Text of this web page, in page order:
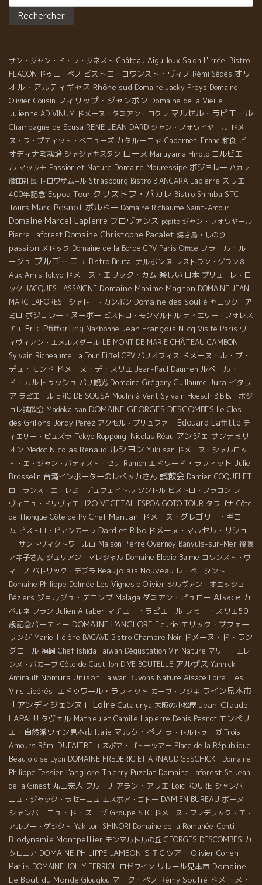
サン・ジャン・ド・ラ・ジネスト Château Aiguilloux Salon L'irréel Bistro
FLACON ドゥニ・ペノ ビストロ・コワンスト・ヴィノ Rémi Sédès オリ
オル・アルティギャス Rhône sud Domaine Jacky Preys Domaine
Olivier Cousin フィリップ・ジャンボン Domaine de la Vieille
Julienne AD VINUM ドメーヌ・ダミアン・コクレ マルセル・ラピエール
Champagne de Sousa RENE JEAN DARD ジャン・フォワイヤール ドメー
ヌ・ラ・プティット・べニューズ カタルーニャ Cabernet-Franc 和食 ビ
オディナミ栽培 ジャジャキスタン ローヌ Maruyama Hiroto コルビエー
ル マッシモ Passion et Nature Domaine Mouressipe ボジョレー パカレ
藤田社長 トロワザム−ル Strasbourg Bistro BIANCARA Lapierre スリエ
400年記念 Espoa Tour クリストフ・パカレ Bistro Shimba STC
Tours Marc Pesnot ボルドー Domaine Richaume Saint-Amour
Domaine Marcel Lapierre プロヴァンス pépite ジャン・フォワヤール
Pierre Laforest Domaine Christophe Pacalet 焼き鳥・しのり
passion メドック Domaine de la Borde CPV Paris Office フラール・ル
ージュ ブルゴーニュ Bistro Brutal ナルボンヌ レストラン・グラン８
Aux Amis Tokyo ドメーヌ・エリック・カム 楽しい 日本 プリューレ・ロ
ック JACQUES LASSAIGNE Domaine Maxime Magnon DOMAINE JEAN-
MARC LAFOREST シャトー・カンボン Domaine des Soulié ヤニック・ア
ミロ ボジョレー・ヌーボー ビストロ・モンマルトル ティエリー・フォレス
チエ Eric Pfifferling Narbonne Jean François Nicq Visite Paris ヴ
ィヴィアン・エメルスダール LE MONT DE MARIE CHÂTEAU CAMBON
Sylvain Richeaume La Tour Eiffel CPV パリオフィス ドメーヌ・ル・ブ・
デュ・モンド ドメーヌ・デ・スリエ Jean-Paul Daumen ルペール・
ド・カルトゥッシュ パリ観光 Domaine Grégory Guillaume Jura イタリ
ア ラピエール ERIC DE SOUSA Moulin à Vent Sylvain Hoesch B.B.B. ボジ
ョレ試飲会 Madoka san DOMAINE GEORGES DESCOMBES Le Clos
des Grillons Jordy Perez アクセル・プリュファー Edouard Laffitte テ
ィエリー・ピュズラ Tokyo Roppongi Nicolas Réau アンジェ サンテミリ
オン Medoc Nicolas Renaud ルシヨン Yuki san ドメーヌ・シャルロッ
ト・エ・ジャン・バティスト・セナ Ramon エドワード・ラフィット Julie
Brosselin 台湾インポーターのレベッカさん 試飲会 Damien COQUELET
ローランス・エ・レミ・デュフェイトル ソントル ビストロ・フラコン レ・
ヴィニュ・ドリヴィエ H2O VEGETAL ESPOA GOTO TOUR タラゴナ Côte
de Thongue Côte de Py Chef Mantani ドメーヌ・グレゴリー・ギヨー
ム ビストロ・ビアンカーラ Dard et Ribo ドメーヌ・マルセル・リショ
ー サントヴィクトワール山 Maison Pierre Overnoy Banyuls-sur-Mer 後藤
アキ子さん ジュリアン・マレシャル Domaine Elodie Balme コワンスト・ヴ
ィーノ パトリック・デプラ Beaujolais Nouveau レ・ぺニタント
Domaine Philippe Delmée Les Vignes d'Olivier シルヴァン・オエッシュ
Béziers ジョルジュ・デコンブ Malaga ダミアン・ビュロー Alsace カ
ベルネ フラン Julien Altaber マチュー・ラピエール レミー・スリエ50
歳記念パーティー DOMAINE L'ANGLORE Fleurie エリック・プフェー
リング Marie-Hélène BACAVE Bistro Chambre Noir ドメーヌ・ド・ラン
グロール 福岡 Chef Ishida Taiwan Dégustation Vin Nature マリー・エレ
ンヌ・バカーブ Côte de Castillon DIVE BOUTELLE アルザス Yannick
Amirault Nomura Unison Taiwan Buvons Nature Alsace Foire "Les
Vins Libérés" エドゥワール・ラフィット カーヴ・フジキ ワイン見本市
「アンディジェンヌ」
Loire Catalunya 大阪の小松屋 Jean-Claude
LAPALU タヴェル Mathieu et Camille Lapierre Denis Pesnot モンペリ
エ・自然派ワイン見本市 Italie マルク・ぺノ ラ・トルトゥーガ Trois
Amours Rémi DUFAITRE エスポア・ゴトーツアー Place de la République
Beaujoloise Lyon DOMAINE FREDERIC ET ARNAUD GESCHICKT Domaine
Philippe Tessier l'anglore Thierry Puzelat Domaine Laforest St Jean
de la Ginest 丸山宏人 フルーリ アラン・アリエ Loïc ROURE シャンパー
ニュ・ジャック・ラセーニュ エスポア・ゴトー DAMIEN BUREAU ボーヌ
シャンパーニュ・ド・スーザ Groupe STC ドメーヌ・フレデリック・エ・
アルノー・ゲシクト Yakitori SHINORI Domaine de la Romanée-Conti
Biodynamie Montpellier モンマルトルの丘 GEORGES DESCOMBES カ
タロニア DOMAINE PHILIPPE JAMBON ＳＴＣツアー Olivier Cohen
Paris DOMAINE JOLLY FERRIOL ロゼワイン リレール見本市 Domaine
Le Bout du Monde Glouglou マーク・ペノ Rémy Soulié ドメーヌ・